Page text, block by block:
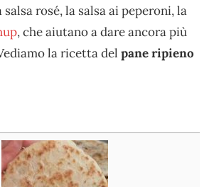
rosé, la salsa ai peperoni, la
, che aiutano a dare ancora più
la ricetta del pane ripieno